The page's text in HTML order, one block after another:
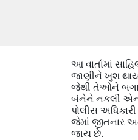
આ વાર્તામાં
જાણીને ખુશ થાય
જેથી તેઓને
બંનેને નકલી
પોલીસ
જેમાં જીતનાર
જાય છે.